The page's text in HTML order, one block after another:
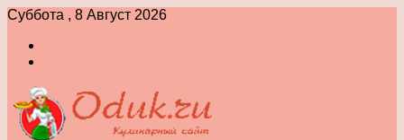
Суббота , 8 Август 2026